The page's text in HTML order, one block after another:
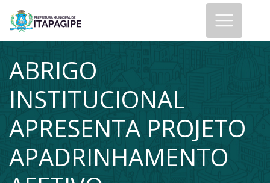
ABRIGO
INSTITUCIONAL
APRESENTA PROJETO
APADRINHAMENTO